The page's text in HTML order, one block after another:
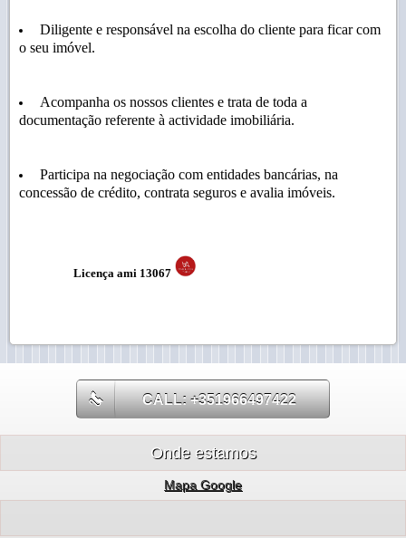
Diligente e responsável na escolha do cliente para ficar com
o seu imóvel.
Acompanha os nossos clientes e trata de toda a
documentação referente à actividade imobiliária.
Participa na negociação com entidades bancárias, na
concessão de crédito, contrata seguros e avalia imóveis.
Licença ami 13067
CALL: +351966497422
Onde estamos
Mapa Google